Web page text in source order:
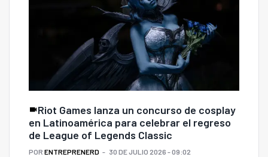
Riot Games lanza un concurso de cosplay
en Latinoamérica para celebrar el regreso
de League of Legends Classic
POR ENTREPRENERD 30 DE JULIO 2026 - 09:02